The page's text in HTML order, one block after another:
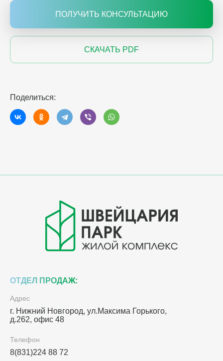
ПОЛУЧИТЬ КОНСУЛЬТАЦИЮ
СКАЧАТЬ PDF
Поделиться:
ОТДЕЛ ПРОДАЖ:
Адрес
г. Нижний Новгород, ул.Максима Горького,
д.262, офис 48
Телефон
8(831)224 88 72